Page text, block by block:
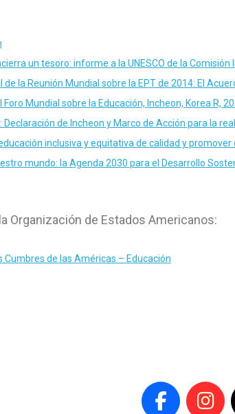
un tesoro: informe a la UNESCO de la
de la Reunión Mundial sobre la EPT de 2014: El
Mundial sobre la Educación, Incheon, Korea R,
Declaración de Incheon y Marco de Acción para la
inclusiva y equitativa de calidad y
mundo: la Agenda 2030 para el Desarrollo
Organización de Estados Americanos:
Cumbres de las Américas – Educación